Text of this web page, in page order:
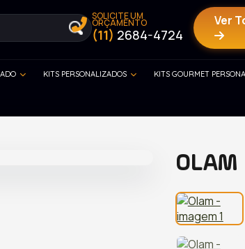
SOLICITE UM
ORÇAMENTO
(11) 2684-4724
Ver
KITS PERSONALIZADOS KITS GOURMET
OLAM